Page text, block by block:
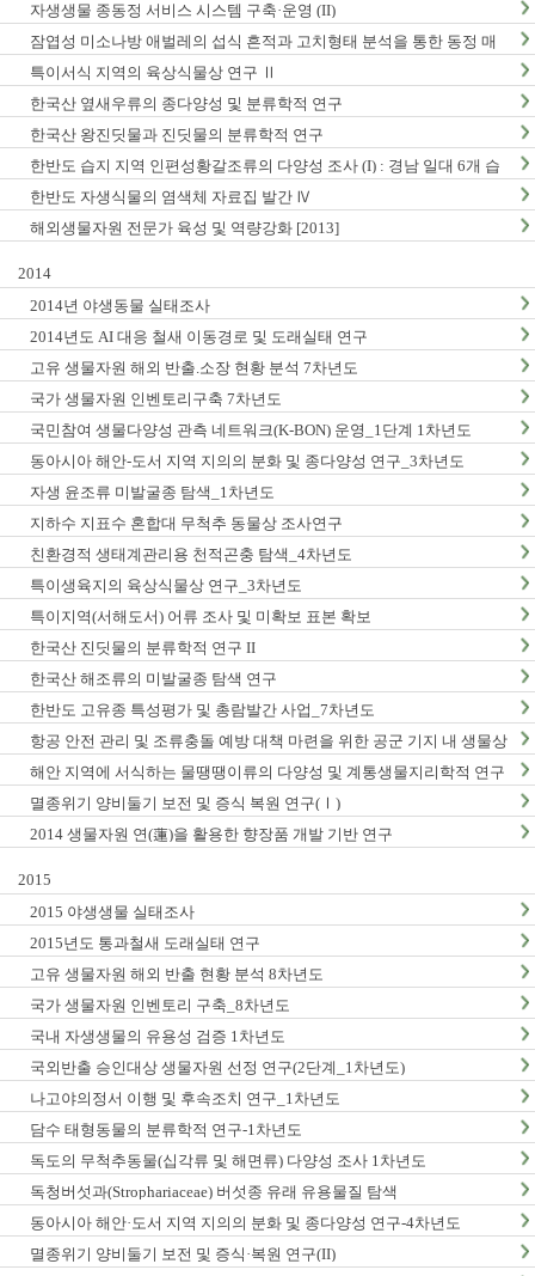
자생생물 종동정 서비스 시스템 구축·운영 (II)
잠엽성 미소나방 애벌레의 섭식 흔적과 고치형태 분석을 통한 동정 매
뉴얼 개발 및 생활사 연구
특이서식 지역의 육상식물상 연구 Ⅱ
한국산 옆새우류의 종다양성 및 분류학적 연구
한국산 왕진딧물과 진딧물의 분류학적 연구
한반도 습지 지역 인편성황갈조류의 다양성 조사 (I) : 경남 일대 6개 습
지 지역 조사
한반도 자생식물의 염색체 자료집 발간 Ⅳ
해외생물자원 전문가 육성 및 역량강화 [2013]
2014
2014년 야생동물 실태조사
2014년도 AI 대응 철새 이동경로 및 도래실태 연구
고유 생물자원 해외 반출.소장 현황 분석 7차년도
국가 생물자원 인벤토리구축 7차년도
국민참여 생물다양성 관측 네트워크(K-BON) 운영_1단계 1차년도
동아시아 해안-도서 지역 지의의 분화 및 종다양성 연구_3차년도
자생 윤조류 미발굴종 탐색_1차년도
지하수 지표수 혼합대 무척추 동물상 조사연구
친환경적 생태계관리용 천적곤충 탐색_4차년도
특이생육지의 육상식물상 연구_3차년도
특이지역(서해도서) 어류 조사 및 미확보 표본 확보
한국산 진딧물의 분류학적 연구 II
한국산 해조류의 미발굴종 탐색 연구
한반도 고유종 특성평가 및 총람발간 사업_7차년도
항공 안전 관리 및 조류충돌 예방 대책 마련을 위한 공군 기지 내 생물상
조사_1차년도
해안 지역에 서식하는 물땡땡이류의 다양성 및 계통생물지리학적 연구
_1차년도
멸종위기 양비둘기 보전 및 증식 복원 연구(Ⅰ)
2014 생물자원 연(蓮)을 활용한 향장품 개발 기반 연구
2015
2015 야생생물 실태조사
2015년도 통과철새 도래실태 연구
고유 생물자원 해외 반출 현황 분석 8차년도
국가 생물자원 인벤토리 구축_8차년도
국내 자생생물의 유용성 검증 1차년도
국외반출 승인대상 생물자원 선정 연구(2단계_1차년도)
나고야의정서 이행 및 후속조치 연구_1차년도
담수 태형동물의 분류학적 연구-1차년도
독도의 무척추동물(십각류 및 해면류) 다양성 조사 1차년도
독청버섯과(Strophariaceae) 버섯종 유래 유용물질 탐색
동아시아 해안·도서 지역 지의의 분화 및 종다양성 연구-4차년도
멸종위기 양비둘기 보전 및 증식·복원 연구(II)